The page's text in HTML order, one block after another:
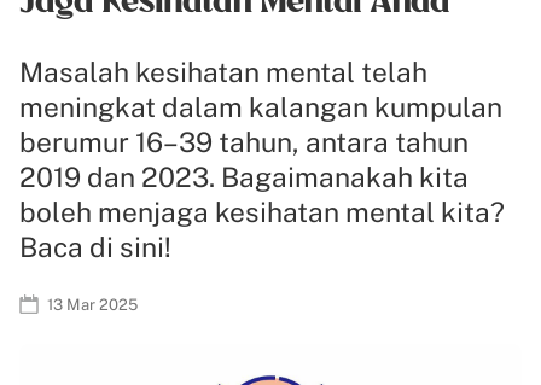
Masalah kesihatan mental telah
meningkat dalam kalangan kumpulan
berumur 16–39 tahun, antara tahun
2019 dan 2023. Bagaimanakah kita
boleh menjaga kesihatan mental kita?
Baca di sini!
13 Mar 2025